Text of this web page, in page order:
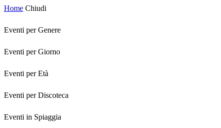
Home Chiudi
Eventi per Genere
Eventi per Giorno
Eventi per Età
Eventi per Discoteca
Eventi in Spiaggia